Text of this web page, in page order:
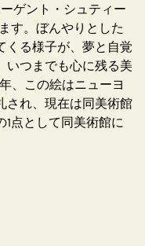
ゲント・シュティー
す。ぼんやりとした
くる様子が、夢と自覚
いつまでも心に残る美
、この絵はニューヨ
され、現在は同美術館
点として同美術館に